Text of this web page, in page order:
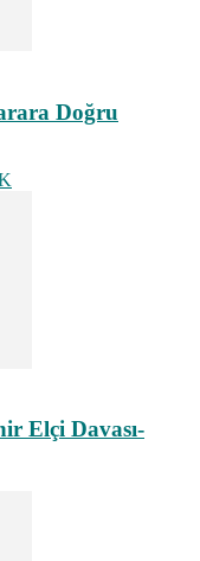
Doğru
Elçi Davası-